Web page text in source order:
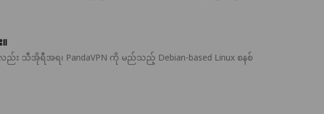
လည်း သီအိုရီအရ၊ PandaVPN ကို မည်သည့် Debian-based Linux စနစ်